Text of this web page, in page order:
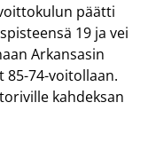
päätti
19 ja vei
Arkansasin
85-74-voitollaan.
kahdeksan